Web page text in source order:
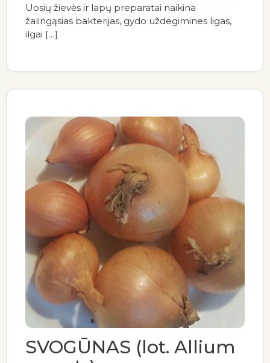
Uosių žievės ir lapų preparatai naikina
žalingąsias bakterijas, gydo uždegimines ligas,
ilgai […]
SVOGŪNAS (lot. Allium